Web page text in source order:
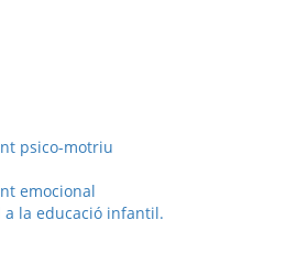
psico-motriu
emocional
a la educació infantil.